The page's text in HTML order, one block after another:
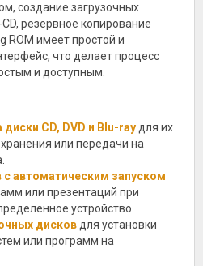
создание загрузочных
резервное копирование
ROM имеет простой и
что делает процесс
и доступным.
CD, DVD и Blu-ray для их
или передачи на
автоматическим запуском
или презентаций при
устройство.
дисков для установки
или программ на